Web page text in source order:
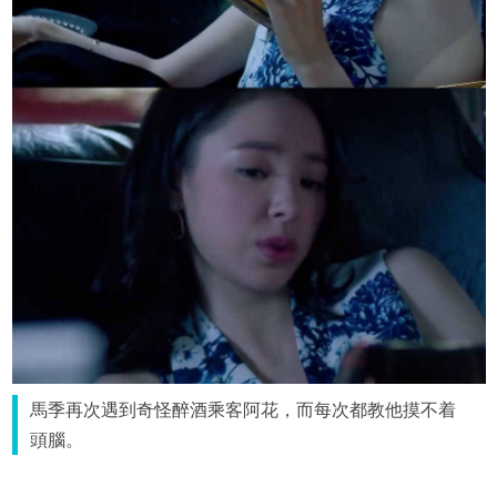
馬季再次遇到奇怪醉酒乘客阿花，而每次都教他摸不着
頭腦。